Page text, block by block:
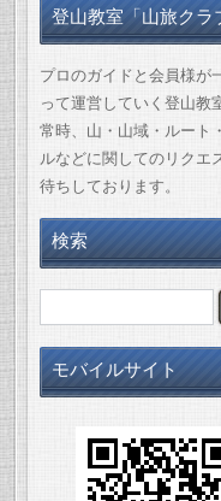
登山教室「山旅クラ
プロのガイドと会員様が
って運営していく登山教
常時、山・山域・ルート
ルなどに関してのリクエ
待ちしております。
検索
モバイルサイト